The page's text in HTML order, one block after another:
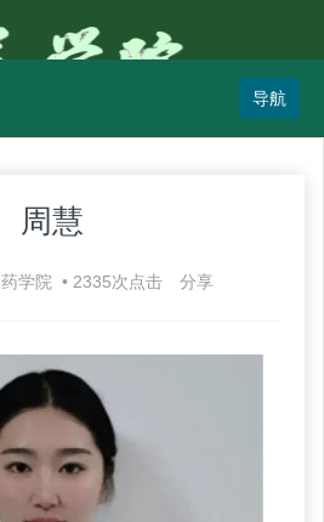
周慧
药学院 • 2335次点击 分享